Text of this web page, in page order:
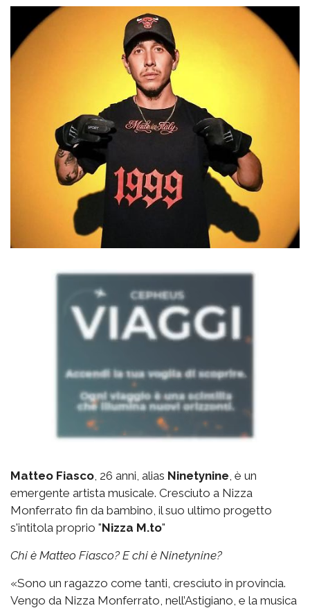
Matteo Fiasco , 26 anni, alias Ninetynine , è un
emergente artista musicale. Cresciuto a Nizza
Monferrato fin da bambino, il suo ultimo progetto
s'intitola proprio "Nizza M.to"
Chi è Matteo Fiasco? E chi è Ninetynine?
«Sono un ragazzo come tanti, cresciuto in provincia.
Vengo da Nizza Monferrato, nell’Astigiano, e la musica